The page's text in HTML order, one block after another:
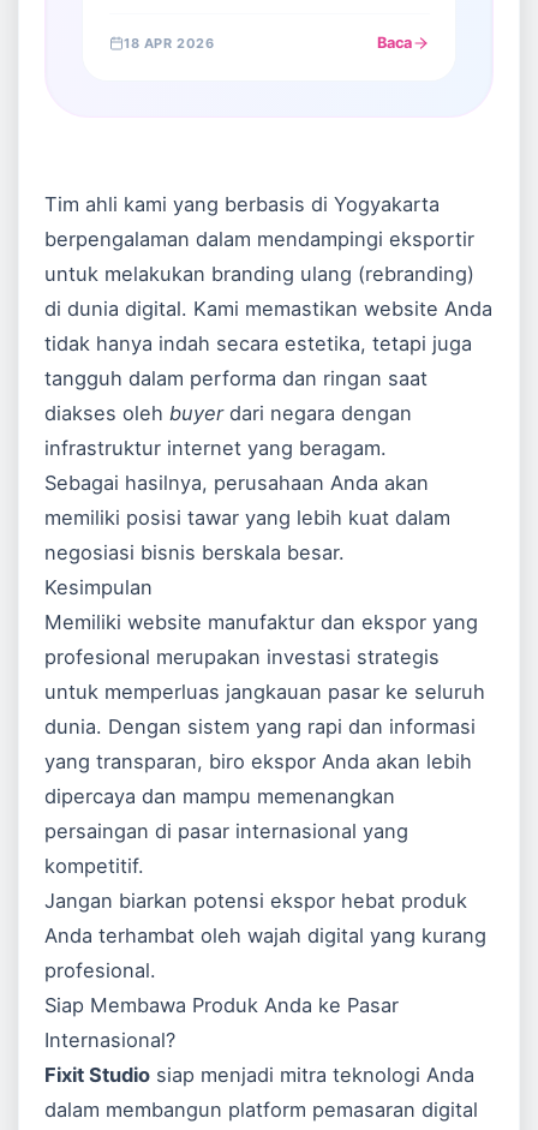
18 APR 2026 Baca
Tim ahli kami yang berbasis di Yogyakarta
berpengalaman dalam mendampingi eksportir
untuk melakukan branding ulang (rebranding)
di dunia digital. Kami memastikan website Anda
tidak hanya indah secara estetika, tetapi juga
tangguh dalam performa dan ringan saat
diakses olehbuyerdari negara dengan
infrastruktur internet yang beragam.
Sebagai hasilnya, perusahaan Anda akan
memiliki posisi tawar yang lebih kuat dalam
negosiasi bisnis berskala besar.
Kesimpulan
Memiliki website manufaktur dan ekspor yang
profesional merupakan investasi strategis
untuk memperluas jangkauan pasar ke seluruh
dunia. Dengan sistem yang rapi dan informasi
yang transparan, biro ekspor Anda akan lebih
dipercaya dan mampu memenangkan
persaingan di pasar internasional yang
kompetitif.
Jangan biarkan potensi ekspor hebat produk
Anda terhambat oleh wajah digital yang kurang
profesional.
Siap Membawa Produk Anda ke Pasar
Internasional?
Fixit Studio siap menjadi mitra teknologi Anda
dalam membangun platform pemasaran digital